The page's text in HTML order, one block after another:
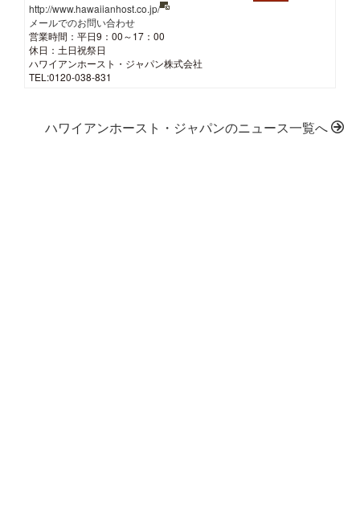
http://www.hawaiianhost.co.jp/
メールでのお問い合わせ
営業時間：平日9：00～17：00
休日：土日祝祭日
ハワイアンホースト・ジャパン株式会社
TEL:0120-038-831
ハワイアンホースト・ジャパンのニュース一覧へ